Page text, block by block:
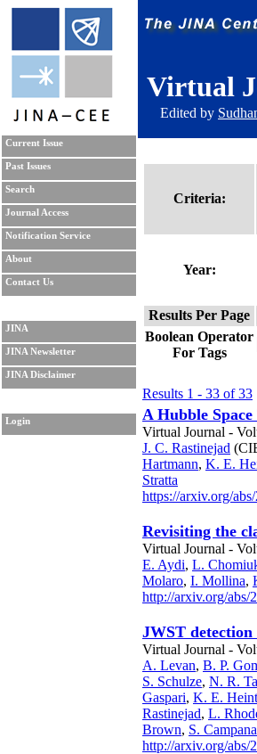
Virtual
Edited by
Current Issue
Past Issues
Search
Journal Access
Notification Service
About
Contact Us
JINA
JINA Newsletter
JINA Disclaimer
Login
Criteria:
Year:
Results Per Page
Boolean Operator
For Tags
Results 1 - 33 of 33
A Hubble
Virtual Journal -
J. C. Rastinejad
Hartmann, K. E.
Stratta
https://arxiv.org/
Revisiting the
Virtual Journal -
E. Aydi, L.
Molaro, I. Mollina,
http://arxiv.org/abs/
JWST
Virtual Journal -
A. Levan, B. P.
S. Schulze, N. R.
Gaspari, K. E.
Rastinejad, L.
Brown, S. Campana
http://arxiv.org/abs/